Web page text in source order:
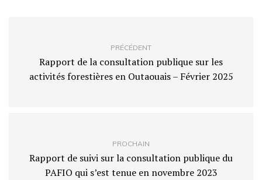
PRÉCÉDENT
Rapport de la consultation publique sur les
activités forestières en Outaouais – Février 2025
PROCHAIN
Rapport de suivi sur la consultation publique du
PAFIO qui s’est tenue en novembre 2023